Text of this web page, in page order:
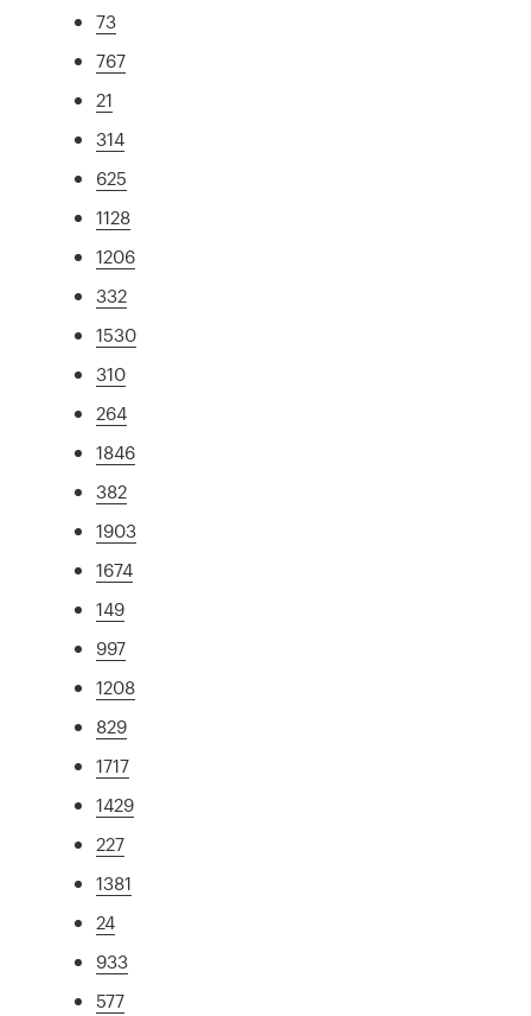
73
767
21
314
625
1128
1206
332
1530
310
264
1846
382
1903
1674
149
997
1208
829
1717
1429
227
1381
24
933
577